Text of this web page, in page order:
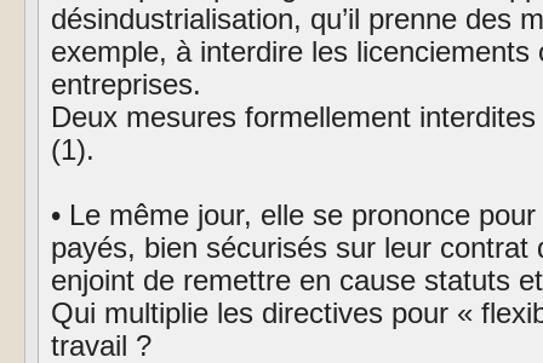
désindustrialisation, qu’il prenne des
exemple, à interdire les licenciements
entreprises.
Deux mesures formellement
(1).
• Le même jour, elle se prononce
payés, bien sécurisés sur leur contrat
enjoint de remettre en cause statuts
Qui multiplie les directives pour «
travail ?